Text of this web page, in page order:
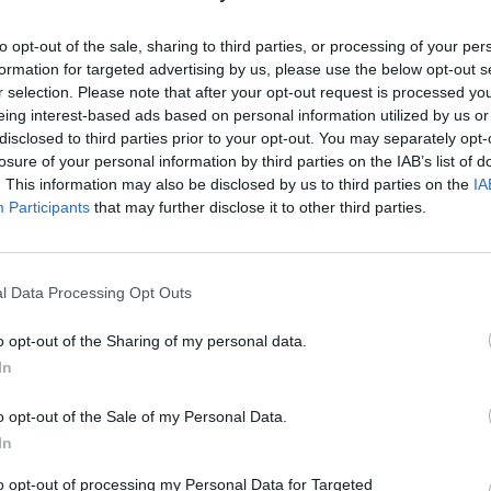
opt-out of the sale, sharing to third parties, or processing of your
for targeted advertising by us, please use the below opt-out
selection. Please note that after your opt-out request is processed
interest-based ads based on personal information utilized by us
to third parties prior to your opt-out. You may separately
of your personal information by third parties on the IAB’s list of
This information may also be disclosed by us to third parties on the
Participants that may further disclose it to other third parties.
Data Processing Opt Outs
opt-out of the Sharing of my personal data.
opt-out of the Sale of my Personal Data.
opt-out of processing my Personal Data for Targeted
visueller
Kostenlos
des Lebens –
Fotoausstellung in
Amberg
1. April 2026
Eintauchen in bildstarke
Erzählungen: Gerd
Dollhopf in der
Stadtgalerie Amberg.
Eintritt frei, konzentrierte
Bildkunst, starke
Narrative. Di–Fr 9–17, So
Ausstellungen Kostenlos
7. April
Erleben